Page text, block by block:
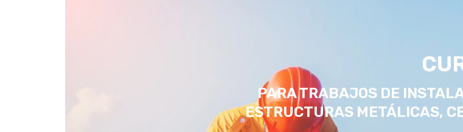
PARA TRABAJOS DE
ESTRUCTURAS METÁLICAS,